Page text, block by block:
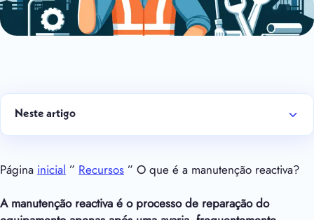
Neste artigo
Página inicial ” Recursos ” O que é a manutenção reactiva?
A manutenção reactiva é o processo de reparação do